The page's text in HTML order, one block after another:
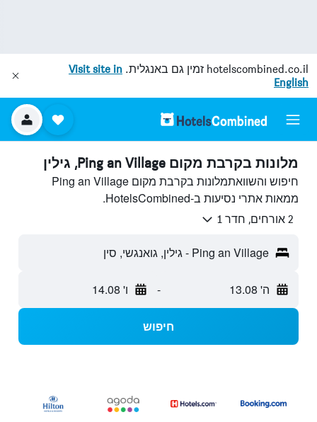
hotelscombined.co.il זמין גם באנגלית. Visit site in
English
מלונות בקרבת מקום Ping an Village, גילין
חיפוש והשוואתמלונות בקרבת מקום Ping an Village
ממאות אתרי נסיעות ב-HotelsCombined.
2 אורחים, חדר 1
Ping an Village - גילין, גואנגשי, סין
ה' 13.08 - ו' 14.08
חיפוש